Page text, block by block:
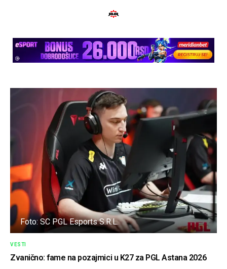
Foto: SC PGL Esports S.R.L.
VESTI
Zvanično: fame na pozajmici u K27 za PGL Astana 2026